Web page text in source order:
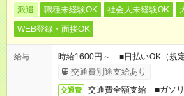
派遣 職種未経験OK 社会人未経験OK
WEB登録・面接OK
給与
時給1600円～ ■日払いOK（規
交通費別途支給あり
交通費
交通費全額支給 ■ガソ